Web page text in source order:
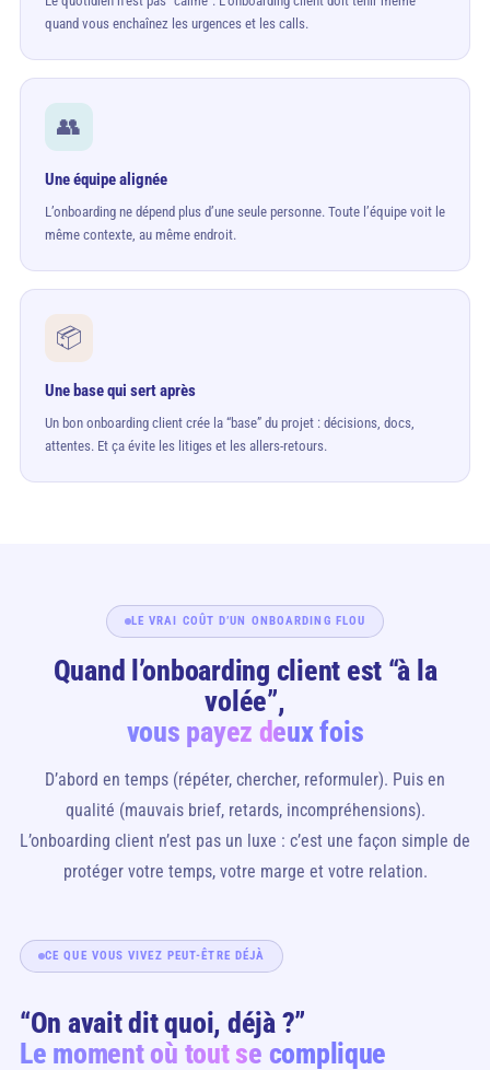
quand vous enchaînez les urgences et les calls.
👥
Une équipe alignée
L’onboarding ne dépend plus d’une seule personne. Toute l’équipe voit le
même contexte, au même endroit.
📦
Une base qui sert après
Un bon onboarding client crée la “base” du projet : décisions, docs,
attentes. Et ça évite les litiges et les allers-retours.
LE VRAI COÛT D’UN ONBOARDING FLOU
Quand l’onboarding client est “à la
volée”,
vous payez deux fois
D’abord en temps (répéter, chercher, reformuler). Puis en
qualité (mauvais brief, retards, incompréhensions).
L’onboarding client n’est pas un luxe : c’est une façon simple de
protéger votre temps, votre marge et votre relation.
CE QUE VOUS VIVEZ PEUT-ÊTRE DÉJÀ
“On avait dit quoi, déjà ?”
Le moment où tout se complique